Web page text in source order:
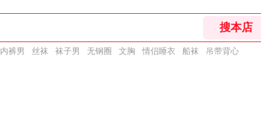
内裤男 丝袜 袜子男 无钢圈 文胸 情侣睡衣 船袜 吊带背心